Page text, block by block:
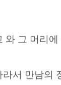
그 머리
서 만남의